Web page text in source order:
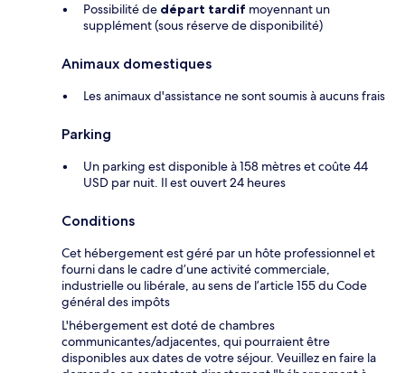
Possibilité de départ tardif moyennant un
supplément (sous réserve de disponibilité)
Animaux domestiques
Les animaux d'assistance ne sont soumis à aucuns frais
Parking
Un parking est disponible à 158 mètres et coûte 44
USD par nuit. Il est ouvert 24 heures
Conditions
Cet hébergement est géré par un hôte professionnel et
fourni dans le cadre d’une activité commerciale,
industrielle ou libérale, au sens de l’article 155 du Code
général des impôts
L'hébergement est doté de chambres
communicantes/adjacentes, qui pourraient être
disponibles aux dates de votre séjour. Veuillez en faire la